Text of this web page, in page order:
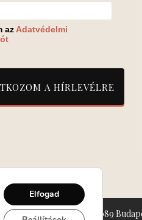
az Adatvédelmi
Turay Ida Színház 1089
Elfogad